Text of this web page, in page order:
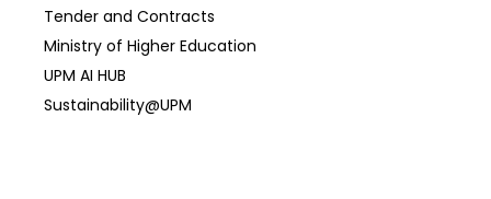
Tender and Contracts
Ministry of Higher Education
UPM AI HUB
Sustainability@UPM